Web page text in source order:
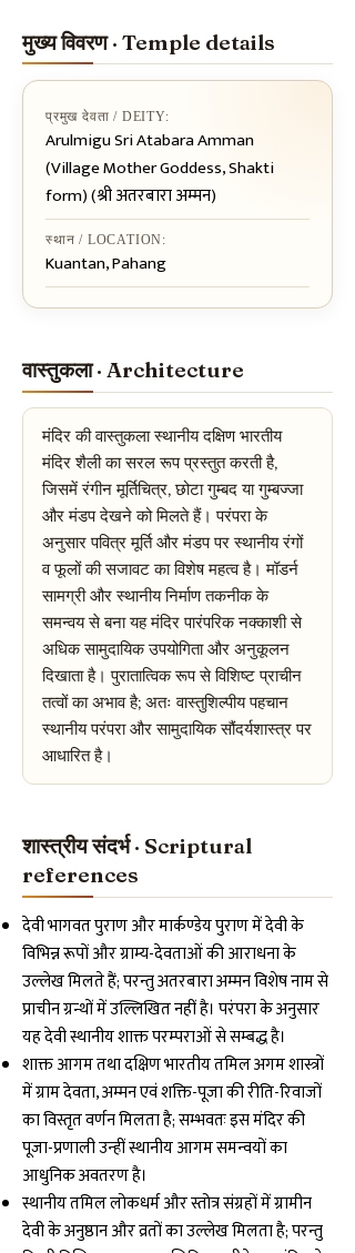
मुख्य विवरण · Temple details
प्रमुख देवता / DEITY:
Arulmigu Sri Atabara Amman
(Village Mother Goddess, Shakti
form) (श्री अतरबारा अम्मन)
स्थान / LOCATION:
Kuantan, Pahang
वास्तुकला · Architecture
मंदिर की वास्तुकला स्थानीय दक्षिण भारतीय
मंदिर शैली का सरल रूप प्रस्तुत करती है,
जिसमें रंगीन मूर्तिचित्र, छोटा गुम्बद या गुम्बज्जा
और मंडप देखने को मिलते हैं। परंपरा के
अनुसार पवित्र मूर्ति और मंडप पर स्थानीय रंगों
व फूलों की सजावट का विशेष महत्व है। मॉडर्न
सामग्री और स्थानीय निर्माण तकनीक के
समन्वय से बना यह मंदिर पारंपरिक नक्काशी से
अधिक सामुदायिक उपयोगिता और अनुकूलन
दिखाता है। पुरातात्विक रूप से विशिष्ट प्राचीन
तत्वों का अभाव है; अतः वास्तुशिल्पीय पहचान
स्थानीय परंपरा और सामुदायिक सौंदर्यशास्त्र पर
आधारित है।
शास्त्रीय संदर्भ · Scriptural
references
देवी भागवत पुराण और मार्कण्डेय पुराण में देवी के
विभिन्न रूपों और ग्राम्य-देवताओं की आराधना के
उल्लेख मिलते हैं; परन्तु अतरबारा अम्मन विशेष नाम से
प्राचीन ग्रन्थों में उल्लिखित नहीं है। परंपरा के अनुसार
यह देवी स्थानीय शाक्त परम्पराओं से सम्बद्ध है।
शाक्त आगम तथा दक्षिण भारतीय तमिल अगम शास्त्रों
में ग्राम देवता, अम्मन एवं शक्ति-पूजा की रीति-रिवाजों
का विस्तृत वर्णन मिलता है; सम्भवतः इस मंदिर की
पूजा-प्रणाली उन्हीं स्थानीय आगम समन्वयों का
आधुनिक अवतरण है।
स्थानीय तमिल लोकधर्म और स्तोत्र संग्रहों में ग्रामीन
देवी के अनुष्ठान और व्रतों का उल्लेख मिलता है; परन्तु